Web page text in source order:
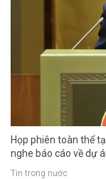
Họp phiên toàn thể
nghe báo cáo về dự
Tin trong nước